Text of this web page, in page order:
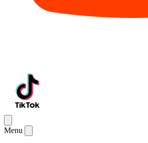
Menu